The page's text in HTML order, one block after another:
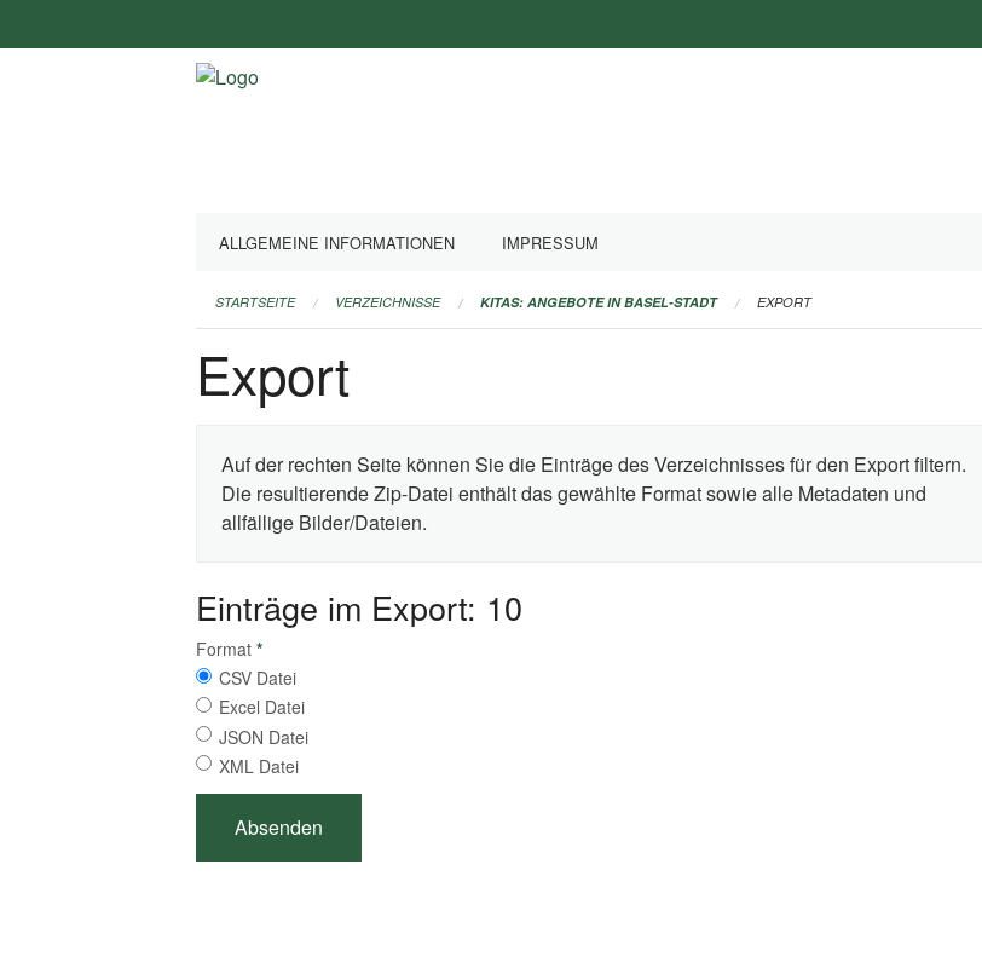
überspringen
ALLGEMEINE INFORMATIONEN IMPRESSUM
STARTSEITE VERZEICHNISSE KITAS: ANGEBOTE IN BASEL-STADT EXPORT
Export
Auf der rechten Seite können Sie die Einträge des Verzeichnisses für den Export filtern.
Die resultierende Zip-Datei enthält das gewählte Format sowie alle Metadaten und
allfällige Bilder/Dateien.
Einträge im Export: 10
Format *
CSV Datei
Excel Datei
JSON Datei
XML Datei